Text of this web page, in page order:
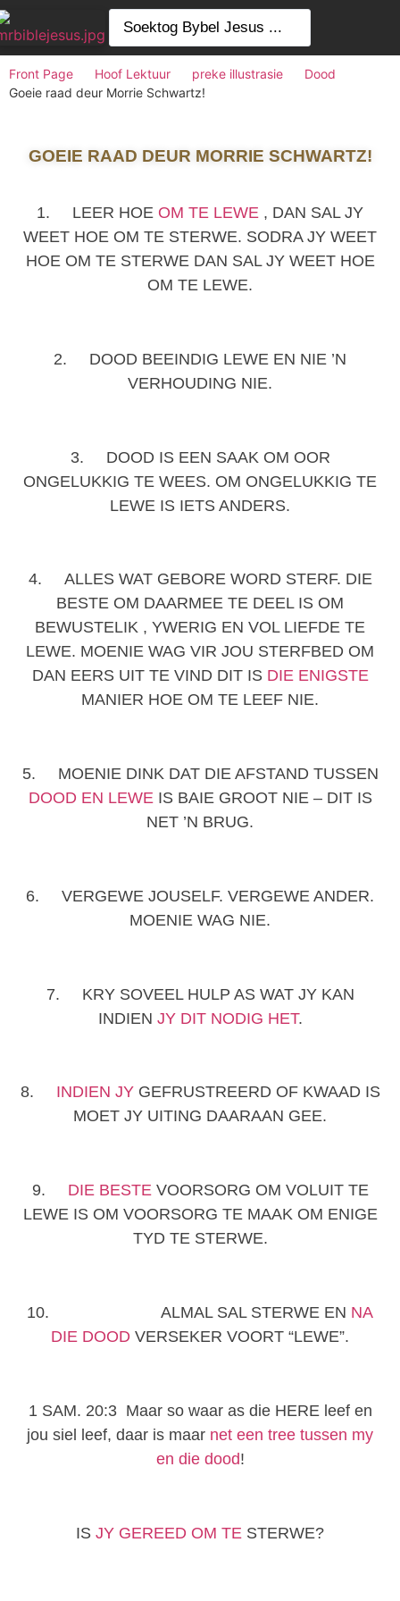
Front Page Hoof Lektuur preke illustrasie
Dood
Goeie raad deur Morrie Schwartz!
GOEIE RAAD DEUR MORRIE SCHWARTZ!
1. LEER HOE OM TE LEWE , DAN SAL JY
WEET HOE OM TE STERWE. SODRA JY WEET
HOE OM TE STERWE DAN SAL JY WEET HOE
OM TE LEWE.
2. DOOD BEEINDIG LEWE EN NIE ’N
VERHOUDING NIE.
3. DOOD IS EEN SAAK OM OOR
ONGELUKKIG TE WEES. OM ONGELUKKIG TE
LEWE IS IETS ANDERS.
4. ALLES WAT GEBORE WORD STERF. DIE
BESTE OM DAARMEE TE DEEL IS OM
BEWUSTELIK , YWERIG EN VOL LIEFDE TE
LEWE. MOENIE WAG VIR JOU STERFBED OM
DAN EERS UIT TE VIND DIT IS DIE ENIGSTE
MANIER HOE OM TE LEEF NIE.
5. MOENIE DINK DAT DIE AFSTAND TUSSEN
DOOD EN LEWEIS BAIE GROOT NIE – DIT IS
NET ’N BRUG.
6. VERGEWE JOUSELF. VERGEWE ANDER.
MOENIE WAG NIE.
7. KRY SOVEEL HULP AS WAT JY KAN
INDIEN JY DIT NODIG HET.
8. INDIEN JYGEFRUSTREERD OF KWAAD IS
MOET JY UITING DAARAAN GEE.
9. DIE BESTEVOORSORG OM VOLUIT TE
LEWE IS OM VOORSORG TE MAAK OM ENIGE
TYD TE STERWE.
10. ALMAL SAL STERWE EN NA
DIE DOOD VERSEKER VOORT “LEWE”.
1 SAM. 20:3 Maar so waar as die HERE leef en
jou siel leef, daar is maar net een tree tussen my
en die dood!
IS JY GEREED OM TE STERWE?